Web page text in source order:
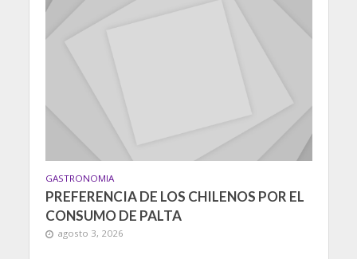
GASTRONOMIA
PREFERENCIA DE LOS CHILENOS POR EL
CONSUMO DE PALTA
agosto 3, 2026